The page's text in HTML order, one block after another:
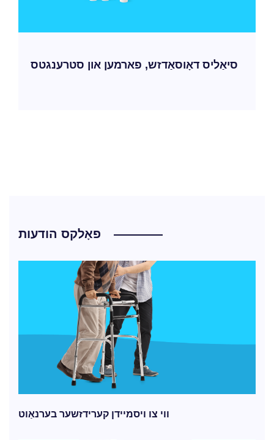
סיאַליס דאָוסאַדזש, פארמען און סטרענגטס
פאָלקס הודעות
ווי צו ויסמיידן קערידזשער בערנאַוט